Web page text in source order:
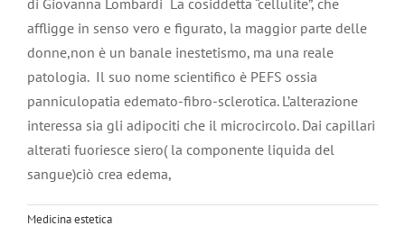
affligge in senso vero e figurato, la maggior parte delle
donne,non è un banale inestetismo, ma una reale
patologia. Il suo nome scientifico è PEFS ossia
panniculopatia edemato-fibro-sclerotica. L’alterazione
interessa sia gli adipociti che il microcircolo. Dai capillari
alterati fuoriesce siero( la componente liquida del
sangue)ciò crea edema,
Medicina estetica
Air Flow
Odontoiatria cosmetica